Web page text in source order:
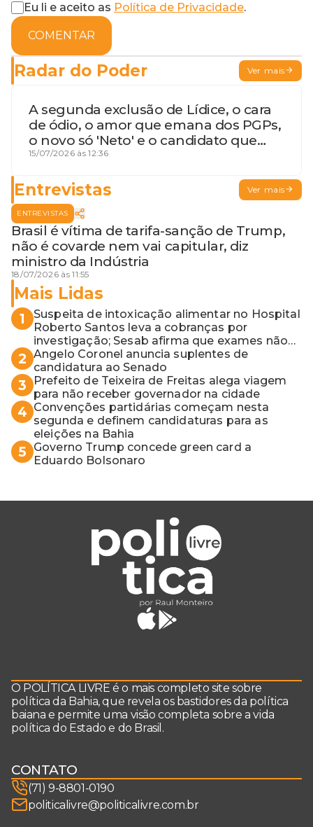
Eu li e aceito as Política de Privacidade.
COMENTAR
Radar do Poder Ver mais
A segunda exclusão de Lídice, o cara
de ódio, o amor que emana dos PGPs,
o novo só 'Neto' e o candidato que
geme
15/07/2026 às 12:36
Entrevistas Ver mais
ENTREVISTAS
Brasil é vítima de tarifa-sanção de Trump,
não é covarde nem vai capitular, diz
ministro da Indústria
18/07/2026 às 11:55
Mais Lidas
1
Suspeita de intoxicação alimentar no Hospital
Roberto Santos leva a cobranças por
investigação; Sesab afirma que exames não
apontaram contaminação
2 Angelo Coronel anuncia suplentes de
candidatura ao Senado
3
Prefeito de Teixeira de Freitas alega viagem
para não receber governador na cidade
4 Convenções partidárias começam nesta
segunda e definem candidaturas para as
eleições na Bahia
5
Governo Trump concede green card a
Eduardo Bolsonaro
O POLÍTICA LIVRE é o mais completo site sobre
política da Bahia, que revela os bastidores da política
baiana e permite uma visão completa sobre a vida
política do Estado e do Brasil.
CONTATO
(71) 9-8801-0190
politicalivre@politicalivre.com.br